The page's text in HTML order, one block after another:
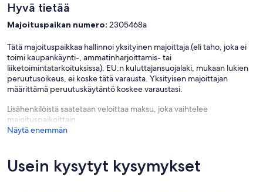
Hyvä tietää
Majoituspaikan numero: 2305468a
Tätä majoituspaikkaa hallinnoi yksityinen majoittaja (eli taho, joka ei
toimi kaupankäynti-, ammatinharjoittamis- tai
liiketoimintatarkoituksissa). EU:n kuluttajansuojalaki, mukaan lukien
peruutusoikeus, ei koske tätä varausta. Yksityisen majoittajan
määrittämä peruutuskäytäntö koskee varaustasi.
Lisähenkilöistä saatetaan veloittaa maksu, joka vaihtelee
majoituspaikoittain
Näytä enemmän
Usein kysytyt kysymykset